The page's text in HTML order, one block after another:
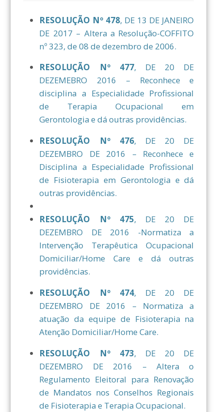
RESOLUÇÃO Nº 478, DE 13 DE JANEIRO
DE 2017 – Altera a Resolução-COFFITO
nº 323, de 08 de dezembro de 2006.
RESOLUÇÃO Nº 477, DE 20 DE
DEZEMEBRO 2016 – Reconhece e
disciplina a Especialidade Profissional
de Terapia Ocupacional em
Gerontologia e dá outras providências.
RESOLUÇÃO Nº 476, DE 20 DE
DEZEMBRO DE 2016 – Reconhece e
Disciplina a Especialidade Profissional
de Fisioterapia em Gerontologia e dá
outras providências.
RESOLUÇÃO Nº 475, DE 20 DE
DEZEMBRO DE 2016 -Normatiza a
Intervenção Terapêutica Ocupacional
Domiciliar/Home Care e dá outras
providências.
RESOLUÇÃO Nº 474, DE 20 DE
DEZEMBRO DE 2016 – Normatiza a
atuação da equipe de Fisioterapia na
Atenção Domiciliar/Home Care.
RESOLUÇÃO Nº 473, DE 20 DE
DEZEMBRO DE 2016 – Altera o
Regulamento Eleitoral para Renovação
de Mandatos nos Conselhos Regionais
de Fisioterapia e Terapia Ocupacional.